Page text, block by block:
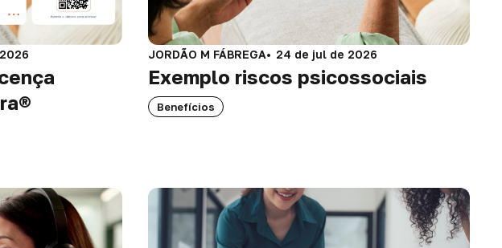
JORDÃO M FÁBREGA 24 de jul de 2026
Exemplo riscos psicossociais
Benefícios